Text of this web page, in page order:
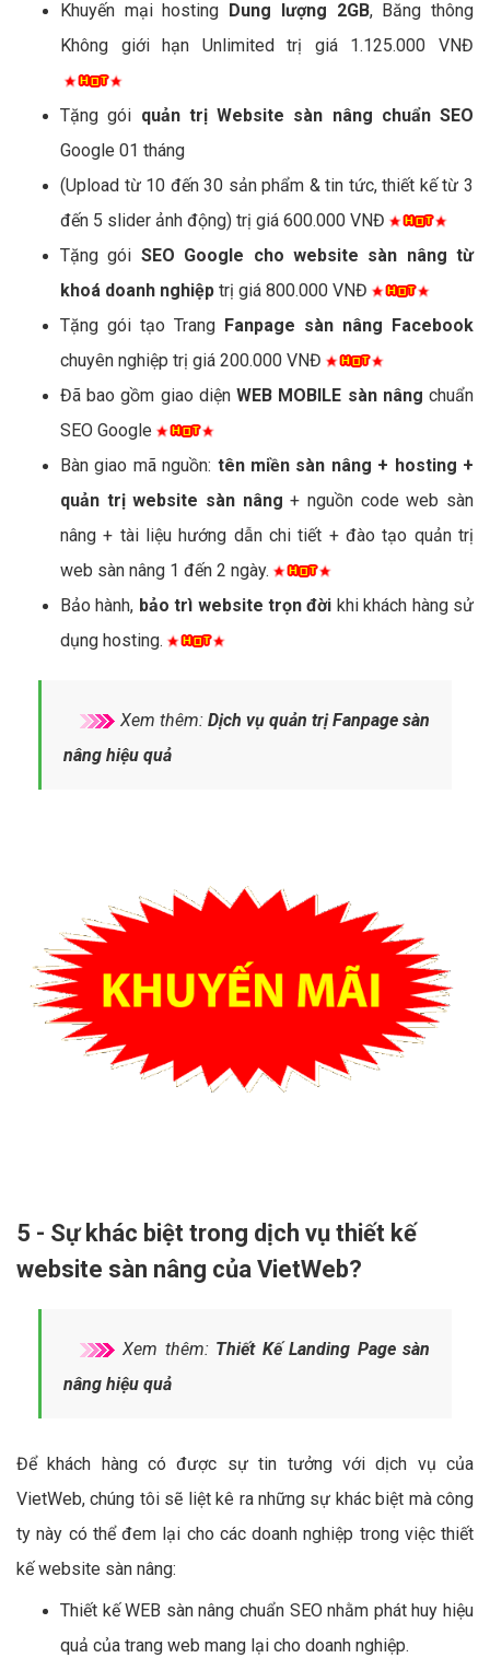
Khuyến mại hosting Dung lượng 2GB, Băng thông
Không giới hạn Unlimited trị giá 1.125.000 VNĐ
Tặng gói quản trị Website sàn nâng chuẩn SEO
Google 01 tháng
(Upload từ 10 đến 30 sản phẩm & tin tức, thiết kế từ 3
đến 5 slider ảnh động) trị giá 600.000 VNĐ
Tặng gói SEO Google cho website sàn nâng từ
khoá doanh nghiệp trị giá 800.000 VNĐ
Tặng gói tạo Trang Fanpage sàn nâng Facebook
chuyên nghiệp trị giá 200.000 VNĐ
Đã bao gồm giao diệnWEB MOBILE sàn nâng chuẩn
SEO Google
Bàn giao mã nguồn: tên miền sàn nâng + hosting +
quản trị website sàn nâng + nguồn code web sàn
nâng + tài liệu hướng dẫn chi tiết + đào tạo quản trị
web sàn nâng 1 đến 2 ngày.
Bảo hành, bảo trì website trọn đời khi khách hàng sử
dụng hosting.
Xem thêm: Dịch vụ quản trị Fanpage sàn
nâng hiệu quả
5 - Sự khác biệt trong dịch vụ thiết kế
website sàn nâng của VietWeb?
Xem thêm: Thiết Kế Landing Page sàn
nâng hiệu quả
Để khách hàng có được sự tin tưởng với dịch vụ của
VietWeb, chúng tôi sẽ liệt kê ra những sự khác biệt mà công
ty này có thể đem lại cho các doanh nghiệp trong việc thiết
kế website sàn nâng:
Thiết kế WEB sàn nâng chuẩn SEO nhằm phát huy hiệu
quả của trang web mang lại cho doanh nghiệp.